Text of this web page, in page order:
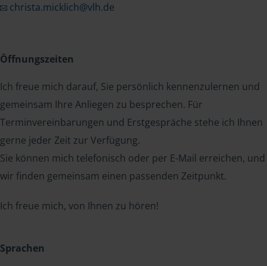
christa.micklich@vlh.de
Öffnungszeiten
Ich freue mich darauf, Sie persönlich kennenzulernen und
gemeinsam Ihre Anliegen zu besprechen. Für
Terminvereinbarungen und Erstgespräche stehe ich Ihnen
gerne jeder Zeit zur Verfügung.
Sie können mich telefonisch oder per E-Mail erreichen, und
wir finden gemeinsam einen passenden Zeitpunkt.
Ich freue mich, von Ihnen zu hören!
Sprachen